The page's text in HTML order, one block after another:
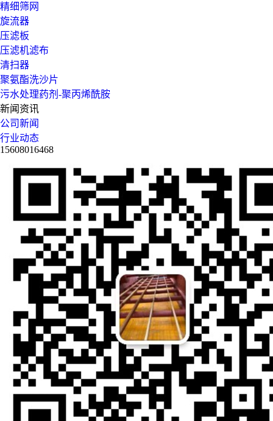
精细筛网
旋流器
压滤板
压滤机滤布
清扫器
聚氨酯洗沙片
污水处理药剂-聚丙烯酰胺
新闻资讯
公司新闻
行业动态
15608016468